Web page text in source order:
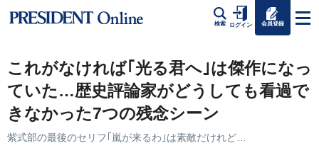
検索 ログイン 会員登録
これがなければ｢光る君へ｣は傑作になっ
ていた…歴史評論家がどうしても看過で
きなかった7つの残念シーン
紫式部の最後のセリフ｢嵐が来るわ｣は素敵だけれど…